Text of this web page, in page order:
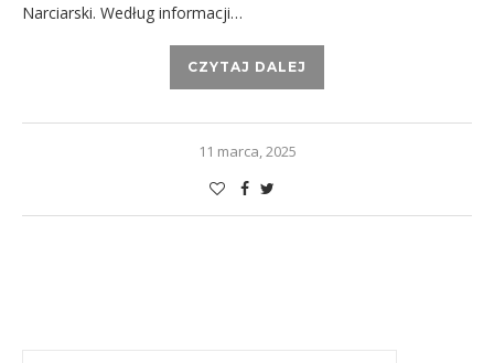
Narciarski. Według informacji…
CZYTAJ DALEJ
11 marca, 2025